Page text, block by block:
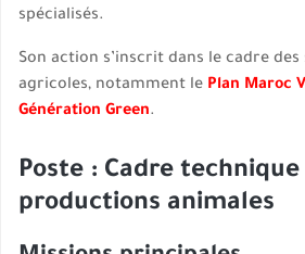
spécialisés.
Son action s’inscrit dans le cadre
agricoles, notamment le Plan Maroc
Génération Green.
Poste : Cadre technique
productions animales